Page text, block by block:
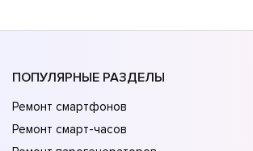
ПОПУЛЯРНЫЕ РАЗДЕЛЫ
Ремонт смартфонов
Ремонт смарт-часов